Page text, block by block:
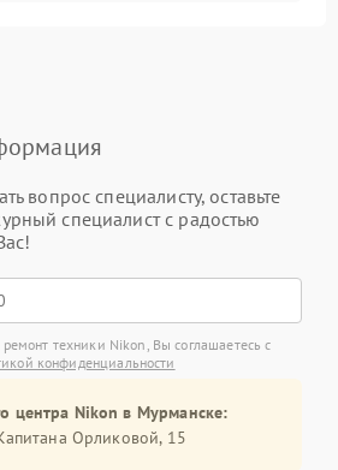
вопрос специалисту, оставьте
специалист с радостью
техники Nikon, Вы соглашаетесь с
конфиденциальности
центра Nikon в Мурманске:
Орликовой, 15